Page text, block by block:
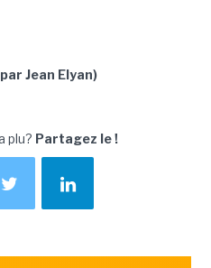
Jean Elyan)
plu? Partagez le !